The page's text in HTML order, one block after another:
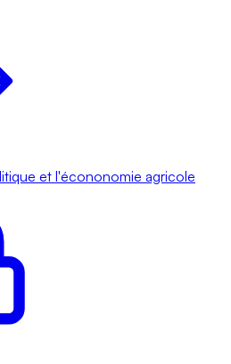
et l'écononomie agricole